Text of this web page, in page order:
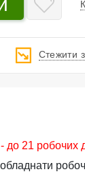
Стежити
до 21 робочих